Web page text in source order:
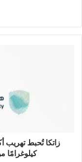
كيلوغرامًا